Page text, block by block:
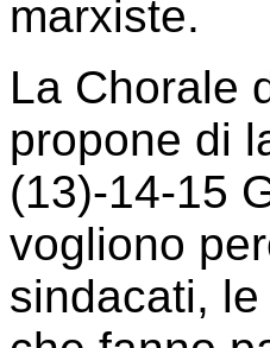
marxiste.
La Chorale
propone di
(13)-14-15
vogliono
sindacati,